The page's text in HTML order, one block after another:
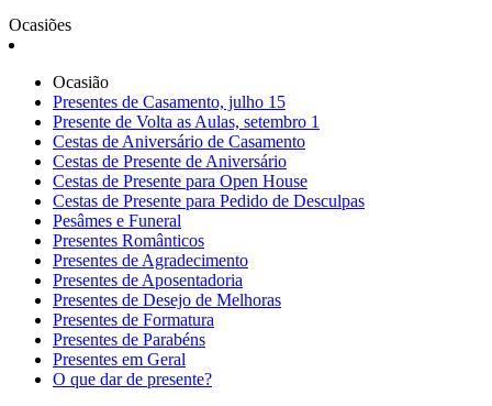
Ocasiões
Ocasião
Presentes de Casamento, julho 15
Presente de Volta as Aulas, setembro 1
Cestas de Aniversário de Casamento
Cestas de Presente de Aniversário
Cestas de Presente para Open House
Cestas de Presente para Pedido de Desculpas
Pesâmes e Funeral
Presentes Românticos
Presentes de Agradecimento
Presentes de Aposentadoria
Presentes de Desejo de Melhoras
Presentes de Formatura
Presentes de Parabéns
Presentes em Geral
O que dar de presente?